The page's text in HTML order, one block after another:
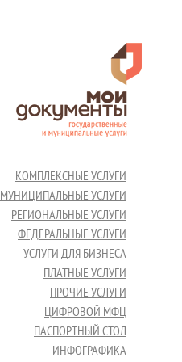
КОМПЛЕКСНЫЕ УСЛУГИ
МУНИЦИПАЛЬНЫЕ УСЛУГИ
РЕГИОНАЛЬНЫЕ УСЛУГИ
ФЕДЕРАЛЬНЫЕ УСЛУГИ
УСЛУГИ ДЛЯ БИЗНЕСА
ПЛАТНЫЕ УСЛУГИ
ПРОЧИЕ УСЛУГИ
ЦИФРОВОЙ МФЦ
ПАСПОРТНЫЙ СТОЛ
ИНФОГРАФИКА